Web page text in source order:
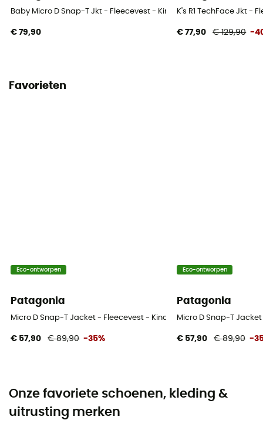
Baby Micro D Snap-T Jkt - Fleecevest - Kinderen
€ 79,90
K's R1 TechFace Jkt -
€ 77,90 € 129,90 -
Favorieten
Eco-ontworpen
Patagonia
Micro D Snap-T Jacket - Fleecevest - Kinderen
€ 57,90 € 89,90 -35%
Eco-ontworpen
Patagonia
Micro D Snap-T
€ 57,90 € 89,90 -
Onze favoriete schoenen, kleding &
uitrusting merken